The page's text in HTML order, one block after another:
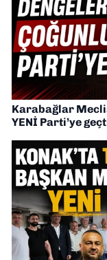
Karabağlar
YENİ Parti’ye